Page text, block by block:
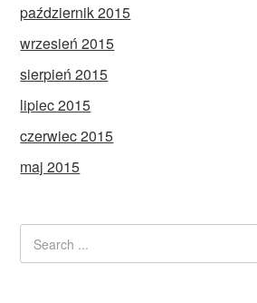
październik 2015
wrzesień 2015
sierpień 2015
lipiec 2015
czerwiec 2015
maj 2015